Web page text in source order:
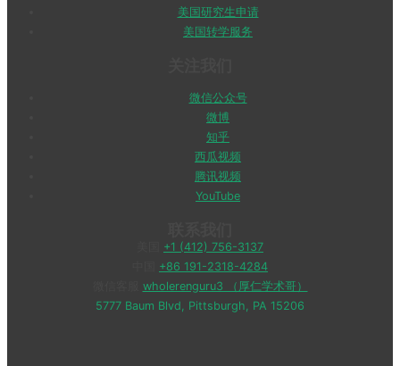
美国研究生申请
美国转学服务
微信公众号
微博
知乎
西瓜视频
腾讯视频
YouTube
+1 (412) 756-3137
+86 191-2318-4284
wholerenguru3 （厚仁学术哥）
5777 Baum Blvd, Pittsburgh, PA 15206